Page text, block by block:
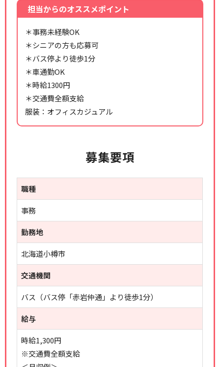
担当からのオススメポイント
＊事務未経験OK
＊シニアの方も応募可
＊バス停より徒歩1分
＊車通勤OK
＊時給1300円
＊交通費全額支給
服装：オフィスカジュアル
募集要項
職種
事務
勤務地
北海道小樽市
交通機関
バス（バス停「赤岩仲通」より徒歩1分）
給与
時給1,300円
※交通費全額支給